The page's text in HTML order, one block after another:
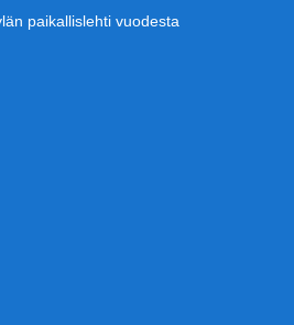
paikallislehti vuodesta